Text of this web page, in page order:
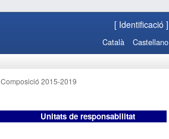
[ Identificació ]
Català
Castellano
Composició 2015-2019
Unitats de responsabilitat